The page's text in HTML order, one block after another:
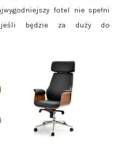
fotel nie spełni
będzie za duży do